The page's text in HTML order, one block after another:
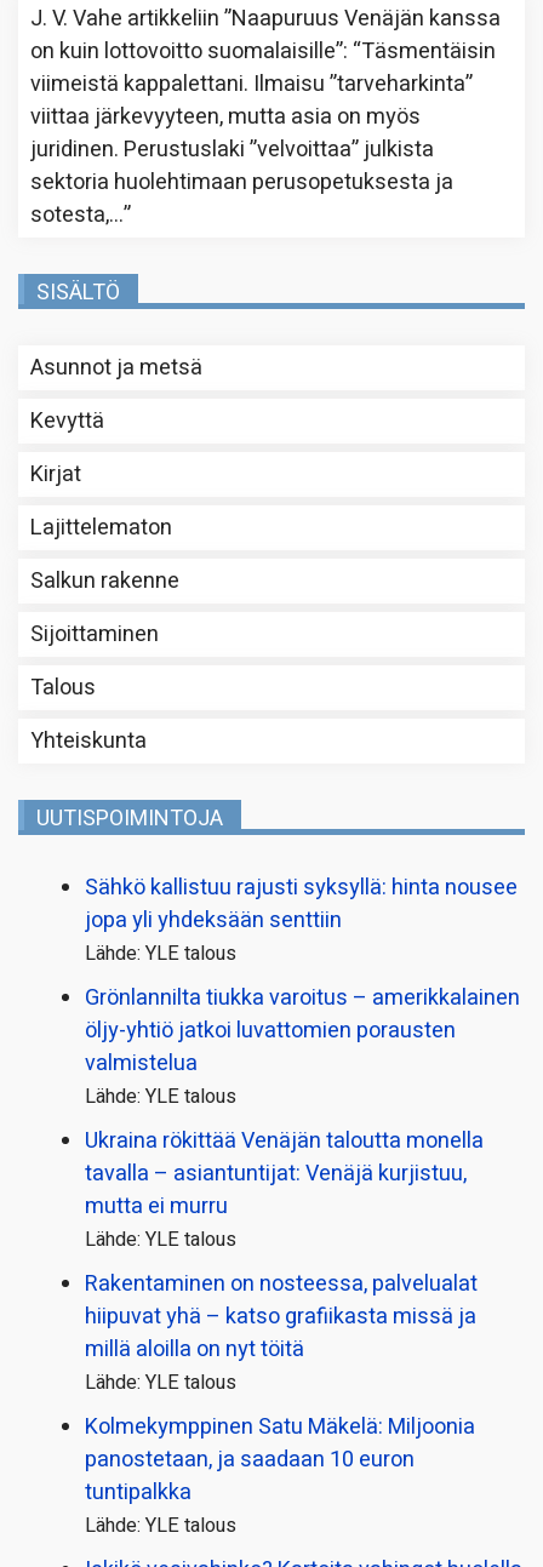
J. V. Vahe artikkeliin”Naapuruus Venäjän kanssa
on kuin lottovoitto suomalaisille”: “Täsmentäisin
viimeistä kappalettani. Ilmaisu ”tarveharkinta”
viittaa järkevyyteen, mutta asia on myös
juridinen. Perustuslaki ”velvoittaa” julkista
sektoria huolehtimaan perusopetuksesta ja
sotesta,…”
SISÄLTÖ
Asunnot ja metsä
Kevyttä
Kirjat
Lajittelematon
Salkun rakenne
Sijoittaminen
Talous
Yhteiskunta
UUTISPOIMINTOJA
Sähkö kallistuu rajusti syksyllä: hinta nousee
jopa yli yhdeksään senttiin
Lähde: YLE talous
Grönlannilta tiukka varoitus – amerikkalainen
öljy-yhtiö jatkoi luvattomien porausten
valmistelua
Lähde: YLE talous
Ukraina rökittää Venäjän taloutta monella
tavalla – asiantuntijat: Venäjä kurjistuu,
mutta ei murru
Lähde: YLE talous
Rakentaminen on nosteessa, palvelualat
hiipuvat yhä – katso grafiikasta missä ja
millä aloilla on nyt töitä
Lähde: YLE talous
Kolmekymppinen Satu Mäkelä: Miljoonia
panostetaan, ja saadaan 10 euron
tuntipalkka
Lähde: YLE talous